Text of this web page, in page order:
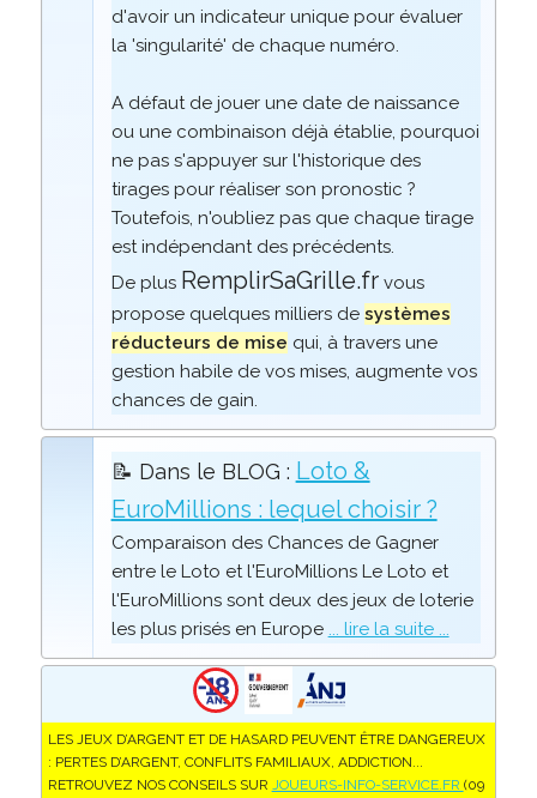
d'avoir un indicateur unique pour évaluer
la 'singularité' de chaque numéro.
A défaut de jouer une date de naissance
ou une combinaison déjà établie, pourquoi
ne pas s'appuyer sur l'historique des
tirages pour réaliser son pronostic ?
Toutefois, n'oubliez pas que chaque tirage
est indépendant des précédents.
De plus RemplirSaGrille.frvous
propose quelques milliers de systèmes
réducteurs de mise qui, à travers une
gestion habile de vos mises, augmente vos
chances de gain.
📝 Dans le BLOG : Loto &
EuroMillions : lequel choisir ?
Comparaison des Chances de Gagner
entre le Loto et l'EuroMillions Le Loto et
l'EuroMillions sont deux des jeux de loterie
les plus prisés en Europe ... lire la suite ...
LES JEUX D’ARGENT ET DE HASARD PEUVENT ÊTRE DANGEREUX
: PERTES D’ARGENT, CONFLITS FAMILIAUX, ADDICTION...
RETROUVEZ NOS CONSEILS SUR JOUEURS-INFO-SERVICE.FR (09